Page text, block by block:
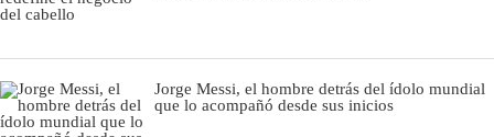
Jorge Messi, el hombre detrás del ídolo mundial
que lo acompañó desde sus inicios